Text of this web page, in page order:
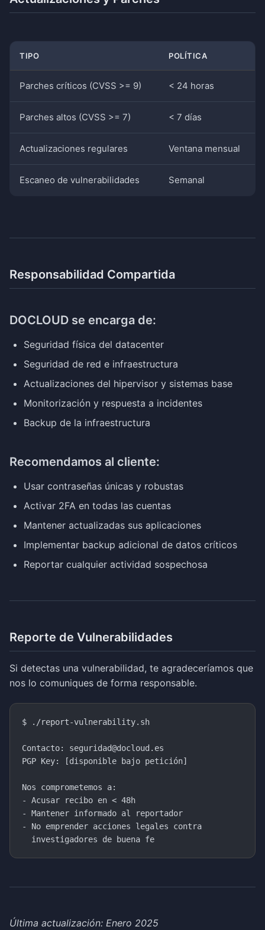
TIPO POLÍTICA
Parches críticos (CVSS >= 9) < 24 horas
Parches altos (CVSS >= 7) < 7 días
Actualizaciones regulares Ventana mensual
Escaneo de vulnerabilidades Semanal
Responsabilidad Compartida
DOCLOUD se encarga de:
Seguridad física del datacenter
Seguridad de red e infraestructura
Actualizaciones del hipervisor y sistemas base
Monitorización y respuesta a incidentes
Backup de la infraestructura
Recomendamos al cliente:
Usar contraseñas únicas y robustas
Activar 2FA en todas las cuentas
Mantener actualizadas sus aplicaciones
Implementar backup adicional de datos críticos
Reportar cualquier actividad sospechosa
Reporte de Vulnerabilidades
Si detectas una vulnerabilidad, te agradeceríamos que
nos lo comuniques de forma responsable.
$ ./report-vulnerability.sh
Contacto: seguridad@docloud.es
PGP Key: [disponible bajo petición]
Nos comprometemos a:
- Acusar recibo en < 48h
- Mantener informado al reportador
- No emprender acciones legales contra
Última actualización: Enero 2025